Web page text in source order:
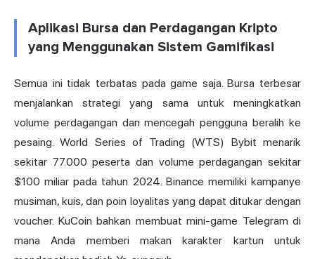
Aplikasi Bursa dan Perdagangan Kripto
yang Menggunakan Sistem Gamifikasi
Semua ini tidak terbatas pada game saja. Bursa terbesar
menjalankan strategi yang sama untuk meningkatkan
volume perdagangan dan mencegah pengguna beralih ke
pesaing. World Series of Trading (WTS) Bybit menarik
sekitar 77.000 peserta dan volume perdagangan sekitar
$100 miliar pada tahun 2024. Binance memiliki kampanye
musiman, kuis, dan poin loyalitas yang dapat ditukar dengan
voucher. KuCoin bahkan membuat mini-game Telegram di
mana Anda memberi makan karakter kartun untuk